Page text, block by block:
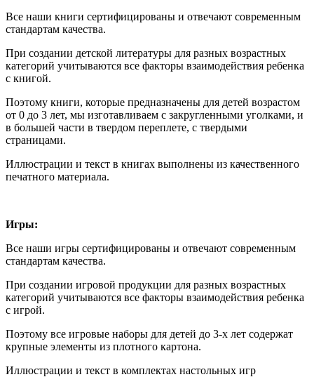
Все наши книги сертифицированы и отвечают современным
стандартам качества.
При создании детской литературы для разных возрастных
категорий учитываются все факторы взаимодействия ребенка
с книгой.
Поэтому книги, которые предназначены для детей возрастом
от 0 до 3 лет, мы изготавливаем с закругленными уголками, и
в большей части в твердом переплете, с твердыми
страницами.
Иллюстрации и текст в книгах выполнены из качественного
печатного материала.
Игры:
Все наши игры сертифицированы и отвечают современным
стандартам качества.
При создании игровой продукции для разных возрастных
категорий учитываются все факторы взаимодействия ребенка
с игрой.
Поэтому все игровые наборы для детей до 3-х лет содержат
крупные элементы из плотного картона.
Иллюстрации и текст в комплектах настольных игр